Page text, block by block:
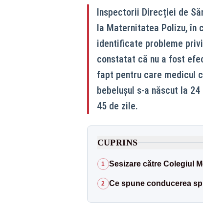
Inspectorii Direcției de
la Maternitatea Polizu, în
identificate probleme
constatat că nu a fost
fapt pentru care medicul
bebelușul s‑a născut la
45 de zile.
CUPRINS
1 Sesizare către Colegiul
2 Ce spune conducerea